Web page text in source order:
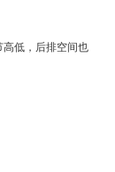
高低，后排空间也